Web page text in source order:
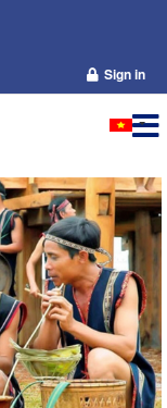
Sign in